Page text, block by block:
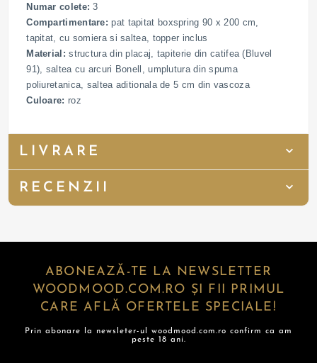
Numar colete:3
Compartimentare:pat tapitat boxspring 90 x 200 cm,
tapitat, cu somiera si saltea, topper inclus
Material:structura din placaj, tapiterie din catifea (Bluvel
91), saltea cu arcuri Bonell, umplutura din spuma
poliuretanica, saltea aditionala de 5 cm din vascoza
Culoare: roz
LIVRARE
RECENZII
ABONEAZĂ-TE LA NEWSLETTER
WOODMOOD.COM.RO ȘI FII PRIMUL
CARE AFLĂ OFERTELE SPECIALE!
Prin abonare la newsleter-ul woodmood.com.ro confirm ca am
peste 18 ani.